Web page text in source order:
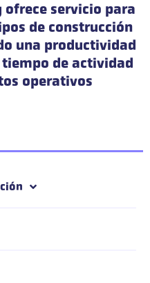
ofrece servicio para
de construcción
una productividad
de actividad
operativos